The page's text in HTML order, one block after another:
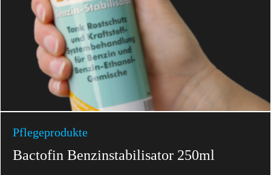
Pflegeprodukte
Bactofin Benzinstabilisator 250ml